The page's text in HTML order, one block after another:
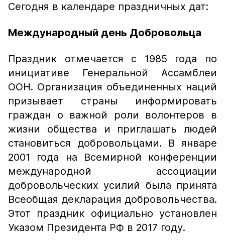
Сегодня в календаре праздничных дат:
Международный день Добровольца
Праздник отмечается с 1985 года по
инициативе Генеральной Ассамблеи
ООН. Организация объединенных наций
призывает страны информировать
граждан о важной роли волонтеров в
жизни общества и приглашать людей
становиться добровольцами. В январе
2001 года на Всемирной конференции
международной ассоциации
добровольческих усилий была принята
Всеобщая декларация добровольчества.
Этот праздник официально установлен
Указом Президента РФ в 2017 году.